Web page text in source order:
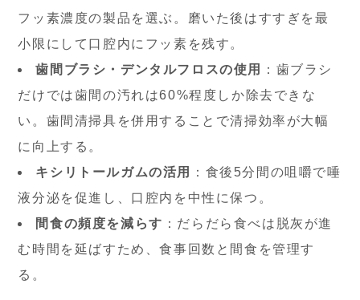
フッ素濃度の製品を選ぶ。磨いた後はすすぎを最
小限にして口腔内にフッ素を残す。
歯間ブラシ・デンタルフロスの使用
：歯ブラシ
だけでは歯間の汚れは60%程度しか除去できな
い。歯間清掃具を併用することで清掃効率が大幅
に向上する。
キシリトールガムの活用
：食後5分間の咀嚼で唾
液分泌を促進し、口腔内を中性に保つ。
間食の頻度を減らす ：だらだら食べは脱灰が進
む時間を延ばすため、食事回数と間食を管理す
る。